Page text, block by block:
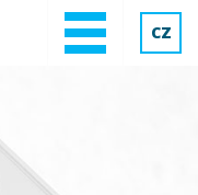
CZ